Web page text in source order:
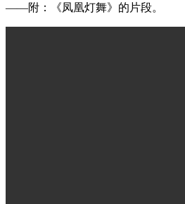
——附：《凤凰灯舞》的片段。